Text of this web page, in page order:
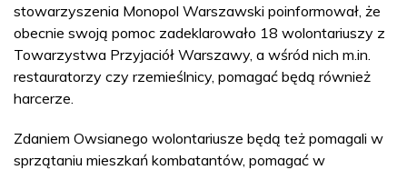
stowarzyszenia Monopol Warszawski poinformował, że
obecnie swoją pomoc zadeklarowało 18 wolontariuszy z
Towarzystwa Przyjaciół Warszawy, a wśród nich m.in.
restauratorzy czy rzemieślnicy, pomagać będą również
harcerze.
Zdaniem Owsianego wolontariusze będą też pomagali w
sprzątaniu mieszkań kombatantów, pomagać w